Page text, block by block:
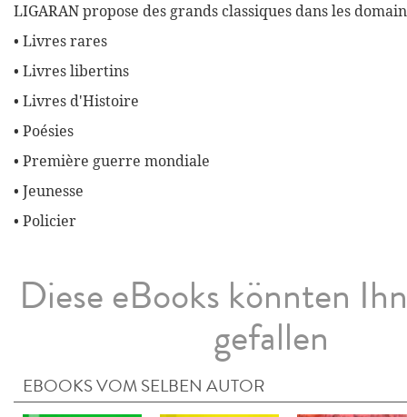
LIGARAN propose des grands classiques dans les
• Livres rares
• Livres libertins
• Livres d'Histoire
• Poésies
• Première guerre mondiale
• Jeunesse
• Policier
Diese eBooks könnten
gefallen
EBOOKS VOM SELBEN AUTOR